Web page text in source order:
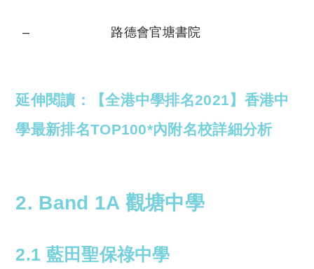
– 路德會官塘書院
延伸閱讀：【全港中學排名2021】香港中
學最新排名TOP100*內附名校詳細分析
2. Band 1A 觀塘中學
2.1 藍田聖保祿中學